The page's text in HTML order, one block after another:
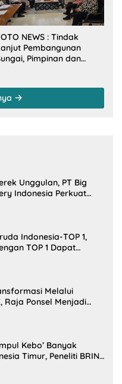
NEWS : Tindak
Pembangunan
Pimpinan dan
PU-RI
Unggulan, PT Big
Indonesia Perkuat
Indonesia-TOP 1,
TOP 1 Dapat
Melalui
Raja Ponsel Menjadi
Kebo’ Banyak
Timur, Peneliti BRIN